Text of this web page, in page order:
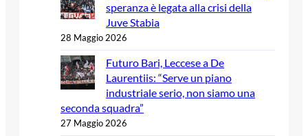
speranza è legata alla crisi della
Juve Stabia
28 Maggio 2026
Futuro Bari, Leccese a De
Laurentiis: “Serve un piano
industriale serio, non siamo una
seconda squadra”
27 Maggio 2026